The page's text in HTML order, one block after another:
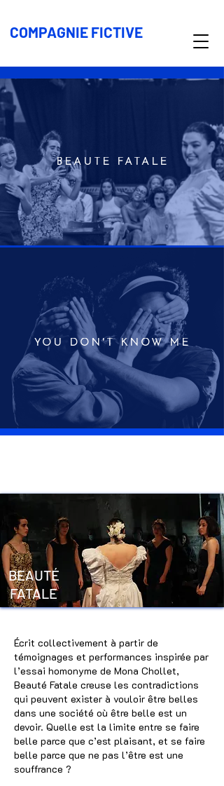
COMPAGNIE FICTIVE
BEAUTÉ FATALE
YOU DON'T KNOW ME
BEAUTÉ
FATALE
Écrit collectivement à partir de
témoignages et performances inspirée par
l’essai homonyme de Mona Chollet,
Beauté Fatale creuse les contradictions
qui peuvent exister à vouloir être belles
dans une société où être belle est un
devoir. Quelle est la limite entre se faire
belle parce que c’est plaisant, et se faire
belle parce que ne pas l’être est une
souffrance ?